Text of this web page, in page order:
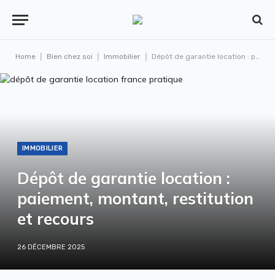
Home Bien chez soi Immobilier Dépôt de garantie location : paiement, montant, restitution et recours
IMMOBILIER
Dépôt de garantie location :
paiement, montant, restitution
et recours
26 DÉCEMBRE 2025